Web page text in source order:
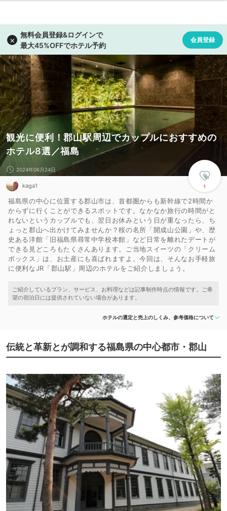
観光に便利！郡山駅周辺でカップルにおすすめの
ホテル8選／福島
1
2024年06月24日
kaga1
福島県の中心に位置する郡山市は、首都圏からも新幹線で2時間か
からずに行くことができるスポットです。なかなか旅行の時間がと
れないというカップルでも、翌日お休みという日が重なったら、ち
ょっと郡山へ出かけてみませんか？桜の名所「開成山公園」や、歴
史ある洋館「旧福島県尋常中学校本館」など日常を離れたデートが
できる見どころもたくさんあります。ご当地スイーツの「クリーム
ボックス」は、お土産にも喜ばれますよ。今回は、そんなお手軽旅
に便利なJR「郡山駅」周辺のホテルをご紹介しましょう。
ホテルの選定と売上のしくみ、参考価格について
伝統と革新とが調和する福島県の中心都市・郡山